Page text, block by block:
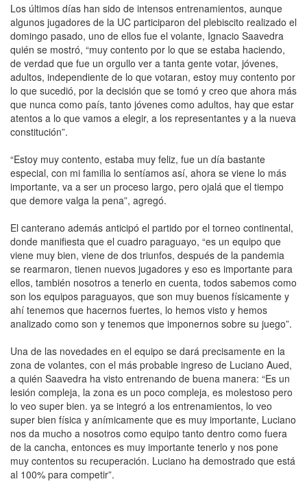
Los últimos días han sido de intensos entrenamientos, aunque
algunos jugadores de la UC participaron del plebiscito realizado el
domingo pasado, uno de ellos fue el volante, Ignacio Saavedra
quién se mostró, “muy contento por lo que se estaba haciendo,
de verdad que fue un orgullo ver a tanta gente votar, jóvenes,
adultos, independiente de lo que votaran, estoy muy contento por
lo que sucedió, por la decisión que se tomó y creo que ahora más
que nunca como país, tanto jóvenes como adultos, hay que estar
atentos a lo que vamos a elegir, a los representantes y a la nueva
constitución”.
“Estoy muy contento, estaba muy feliz, fue un día bastante
especial, con mi familia lo sentíamos así, ahora se viene lo más
importante, va a ser un proceso largo, pero ojalá que el tiempo
que demore valga la pena”, agregó.
El canterano además anticipó el partido por el torneo continental,
donde manifiesta que el cuadro paraguayo, “es un equipo que
viene muy bien, viene de dos triunfos, después de la pandemia
se rearmaron, tienen nuevos jugadores y eso es importante para
ellos, también nosotros a tenerlo en cuenta, todos sabemos como
son los equipos paraguayos, que son muy buenos físicamente y
ahí tenemos que hacernos fuertes, lo hemos visto y hemos
analizado como son y tenemos que imponernos sobre su juego”.
Una de las novedades en el equipo se dará precisamente en la
zona de volantes, con el más probable ingreso de Luciano Aued,
a quién Saavedra ha visto entrenando de buena manera: “Es un
lesión compleja, la zona es un poco compleja, es molestoso pero
lo veo super bien. ya se integró a los entrenamientos, lo veo
super bien física y anímicamente que es muy importante, Luciano
nos da mucho a nosotros como equipo tanto dentro como fuera
de la cancha, entonces es muy importante tenerlo y nos pone
muy contentos su recuperación. Luciano ha demostrado que está
al 100% para competir”.